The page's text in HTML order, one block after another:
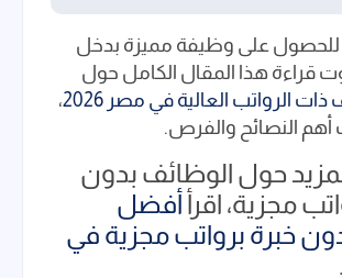
للحصول على وظيفة مميزة بدخل
قراءة هذا المقال الكامل حول
الرواتب العالية في مصر 2026
،
النصائح والفرص.
حول الوظائف بدون
مجزية، اقرأ أفضل
خبرة برواتب مجزية في
.